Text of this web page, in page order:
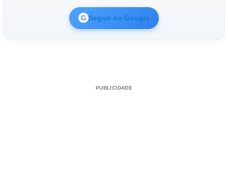
G Seguir no Google
PUBLICIDADE